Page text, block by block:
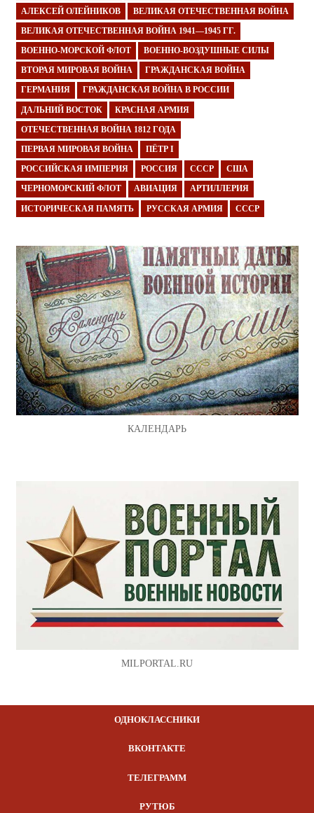
АЛЕКСЕЙ ОЛЕЙНИКОВ ВЕЛИКАЯ ОТЕЧЕСТВЕННАЯ ВОЙНА
ВЕЛИКАЯ ОТЕЧЕСТВЕННАЯ ВОЙНА 1941—1945 ГГ.
ВОЕННО-МОРСКОЙ ФЛОТ ВОЕННО-ВОЗДУШНЫЕ СИЛЫ
ВТОРАЯ МИРОВАЯ ВОЙНА ГРАЖДАНСКАЯ ВОЙНА
ГЕРМАНИЯ ГРАЖДАНСКАЯ ВОЙНА В РОССИИ
ДАЛЬНИЙ ВОСТОК КРАСНАЯ АРМИЯ
ОТЕЧЕСТВЕННАЯ ВОЙНА 1812 ГОДА
ПЕРВАЯ МИРОВАЯ ВОЙНА ПЁТР I
РОССИЙСКАЯ ИМПЕРИЯ РОССИЯ СССР США
ЧЕРНОМОРСКИЙ ФЛОТ АВИАЦИЯ АРТИЛЛЕРИЯ
ИСТОРИЧЕСКАЯ ПАМЯТЬ РУССКАЯ АРМИЯ СССР
КАЛЕНДАРЬ
MILPORTAL.RU
ОДНОКЛАССНИКИ
ВКОНТАКТЕ
ТЕЛЕГРАММ
РУТЮБ